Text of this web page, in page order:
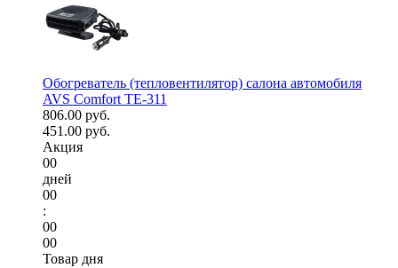
Обогреватель (тепловентилятор) салона автомобиля
AVS Comfort TE-311
806.00 руб.
451.00 руб.
Акция
00
дней
00
:
00
00
Товар дня